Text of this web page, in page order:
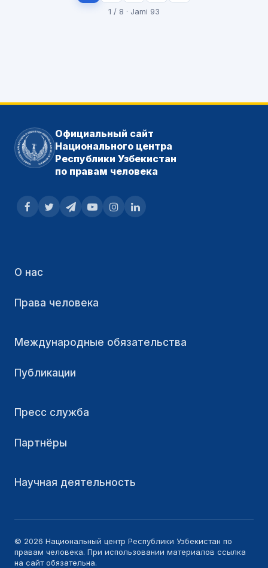
1 / 8 · Jami 93
Официальный сайт
Национального центра
Республики Узбекистан
по правам человека
О нас
Права человека
Международные обязательства
Публикации
Пресс служба
Партнёры
Научная деятельность
© 2026 Национальный центр Республики Узбекистан по
правам человека. При использовании материалов ссылка
на сайт обязательна.